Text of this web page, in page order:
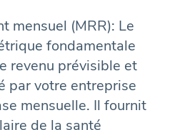
mensuel (MRR): Le
fondamentale
revenu prévisible et
par votre entreprise
mensuelle. Il fournit
de la santé